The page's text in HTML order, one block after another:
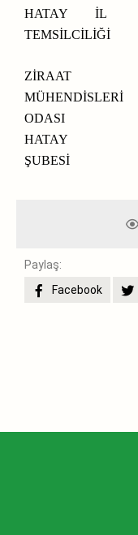
HATAY İL
TEMSİLCİLİĞİ
ZİRAAT
MÜHENDİSLERİ
ODASI
HATAY
ŞUBESİ
Paylaş:
Facebook